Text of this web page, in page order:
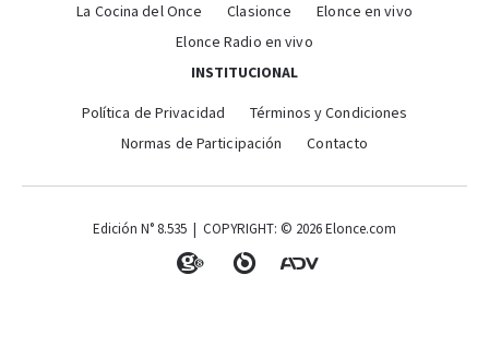
La Cocina del Once
Clasionce
Elonce en vivo
Elonce Radio en vivo
INSTITUCIONAL
Política de Privacidad
Términos y Condiciones
Normas de Participación
Contacto
Edición N° 8.535 | COPYRIGHT: © 2026 Elonce.com